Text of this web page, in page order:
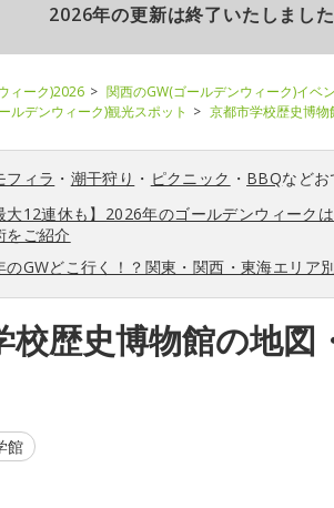
2026年の更新は終了いたしまし
ィーク)2026 関西のGW(ゴールデンウィーク)イベ
ルデンウィーク)観光スポット
京都市学校歴史博物
フィラ ・ 潮干狩り ・ ピクニック ・ BBQなど
大12連休も】2026年のゴールデンウィーク
をご紹介
のGWどこ行く！？関東・関西・東海エリア
校歴史博物館の地図
館